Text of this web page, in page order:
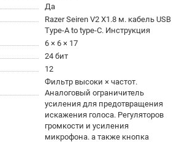
Да
Razer Seiren V2 X1.8 м. кабель USB
Type-A to type-C. Инструкция
6 × 6 × 17
24 бит
12
Фильтр высоки × частот.
Аналоговый ограничитель
усиления для предотвращения
искажения голоса. Регуляторов
громкости и усиления
микрофона. а также кнопка